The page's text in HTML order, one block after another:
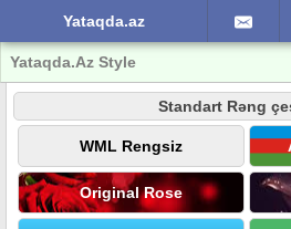
Yataqda.az
Yataqda.Az Style
Standart Rəng
WML Rengsiz
Original Rose